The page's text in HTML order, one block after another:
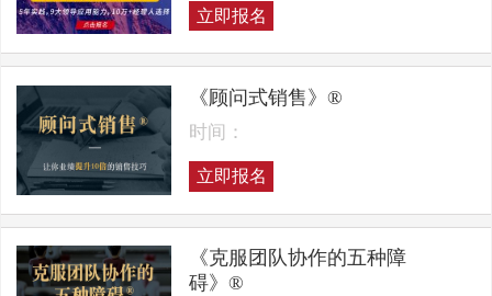
立即报名
《顾问式销售》®
时间：
立即报名
《克服团队协作的五种障
碍》®